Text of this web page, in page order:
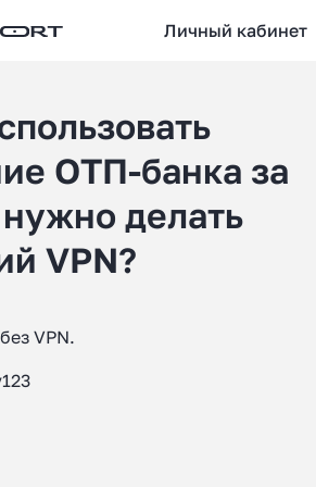
Личный кабинет
ОТП-банка за
делать
VPN?
VPN.